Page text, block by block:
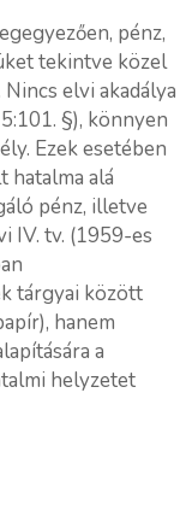
pénz,
tekintve közel
elvi akadálya
§), könnyen
Ezek esetében
hatalma alá
pénz, illetve
IV. tv. (1959-es
tárgyai között
hanem
a
helyzetet